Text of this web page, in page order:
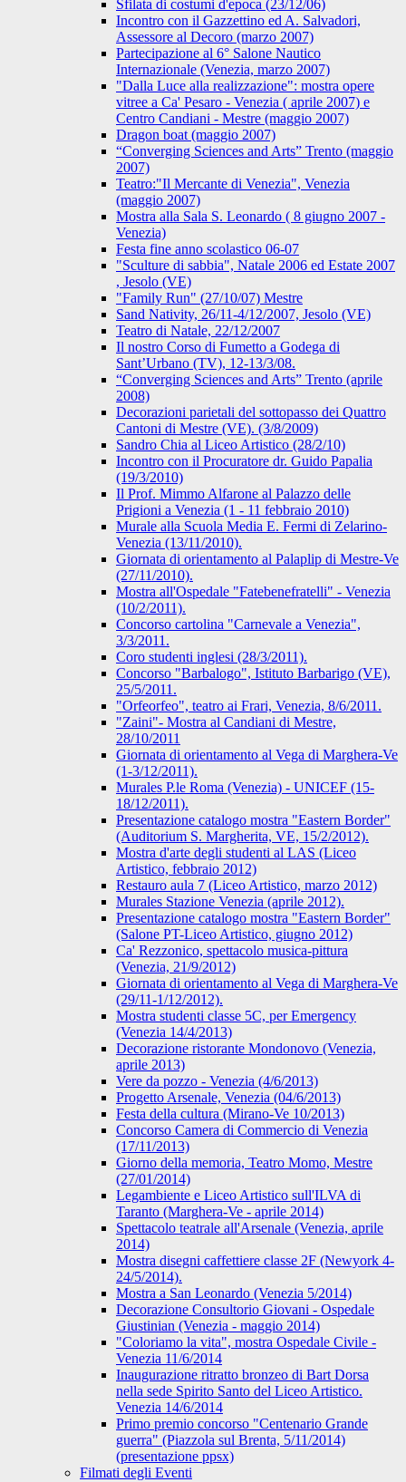
Sfilata di costumi d'epoca (23/12/06)
Incontro con il Gazzettino ed A. Salvadori,
Assessore al Decoro (marzo 2007)
Partecipazione al 6° Salone Nautico
Internazionale (Venezia, marzo 2007)
"Dalla Luce alla realizzazione": mostra opere
vitree a Ca' Pesaro - Venezia ( aprile 2007) e
Centro Candiani - Mestre (maggio 2007)
Dragon boat (maggio 2007)
“Converging Sciences and Arts” Trento (maggio
2007)
Teatro:"Il Mercante di Venezia", Venezia
(maggio 2007)
Mostra alla Sala S. Leonardo ( 8 giugno 2007 -
Venezia)
Festa fine anno scolastico 06-07
"Sculture di sabbia", Natale 2006 ed Estate 2007
, Jesolo (VE)
"Family Run" (27/10/07) Mestre
Sand Nativity, 26/11-4/12/2007, Jesolo (VE)
Teatro di Natale, 22/12/2007
Il nostro Corso di Fumetto a Godega di
Sant’Urbano (TV), 12-13/3/08.
“Converging Sciences and Arts” Trento (aprile
2008)
Decorazioni parietali del sottopasso dei Quattro
Cantoni di Mestre (VE). (3/8/2009)
Sandro Chia al Liceo Artistico (28/2/10)
Incontro con il Procuratore dr. Guido Papalia
(19/3/2010)
Il Prof. Mimmo Alfarone al Palazzo delle
Prigioni a Venezia (1 - 11 febbraio 2010)
Murale alla Scuola Media E. Fermi di Zelarino-
Venezia (13/11/2010).
Giornata di orientamento al Palaplip di Mestre-Ve
(27/11/2010).
Mostra all'Ospedale "Fatebenefratelli" - Venezia
(10/2/2011).
Concorso cartolina "Carnevale a Venezia",
3/3/2011.
Coro studenti inglesi (28/3/2011).
Concorso "Barbalogo", Istituto Barbarigo (VE),
25/5/2011.
"Orfeorfeo", teatro ai Frari, Venezia, 8/6/2011.
"Zaini"- Mostra al Candiani di Mestre,
28/10/2011
Giornata di orientamento al Vega di Marghera-Ve
(1-3/12/2011).
Murales P.le Roma (Venezia) - UNICEF (15-
18/12/2011).
Presentazione catalogo mostra "Eastern Border"
(Auditorium S. Margherita, VE, 15/2/2012).
Mostra d'arte degli studenti al LAS (Liceo
Artistico, febbraio 2012)
Restauro aula 7 (Liceo Artistico, marzo 2012)
Murales Stazione Venezia (aprile 2012).
Presentazione catalogo mostra "Eastern Border"
(Salone PT-Liceo Artistico, giugno 2012)
Ca' Rezzonico, spettacolo musica-pittura
(Venezia, 21/9/2012)
Giornata di orientamento al Vega di Marghera-Ve
(29/11-1/12/2012).
Mostra studenti classe 5C, per Emergency
(Venezia 14/4/2013)
Decorazione ristorante Mondonovo (Venezia,
aprile 2013)
Vere da pozzo - Venezia (4/6/2013)
Progetto Arsenale, Venezia (04/6/2013)
Festa della cultura (Mirano-Ve 10/2013)
Concorso Camera di Commercio di Venezia
(17/11/2013)
Giorno della memoria, Teatro Momo, Mestre
(27/01/2014)
Legambiente e Liceo Artistico sull'ILVA di
Taranto (Marghera-Ve - aprile 2014)
Spettacolo teatrale all'Arsenale (Venezia, aprile
2014)
Mostra disegni caffettiere classe 2F (Newyork 4-
24/5/2014).
Mostra a San Leonardo (Venezia 5/2014)
Decorazione Consultorio Giovani - Ospedale
Giustinian (Venezia - maggio 2014)
"Coloriamo la vita", mostra Ospedale Civile -
Venezia 11/6/2014
Inaugurazione ritratto bronzeo di Bart Dorsa
nella sede Spirito Santo del Liceo Artistico.
Venezia 14/6/2014
Primo premio concorso "Centenario Grande
guerra" (Piazzola sul Brenta, 5/11/2014)
(presentazione ppsx)
Filmati degli Eventi